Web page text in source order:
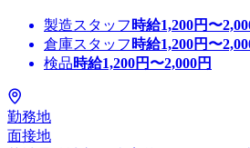
製造スタッフ 時給1,200円〜
倉庫スタッフ 時給1,200円〜
検品時給1,200円〜2,000円
勤務地
面接地